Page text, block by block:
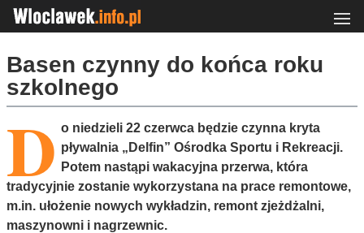
Basen czynny do końca roku
szkolnego
D o niedzieli 22 czerwca będzie czynna kryta
pływalnia „Delfin” Ośrodka Sportu i Rekreacji.
Potem nastąpi wakacyjna przerwa, która
tradycyjnie zostanie wykorzystana na prace remontowe,
m.in. ułożenie nowych wykładzin, remont zjeżdżalni,
maszynowni i nagrzewnic.